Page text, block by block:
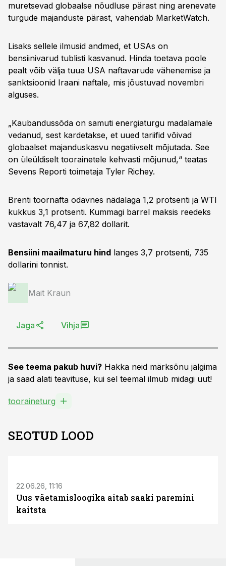
muretsevad globaalse nõudluse pärast ning arenevate
turgude majanduste pärast, vahendab MarketWatch.
Lisaks sellele ilmusid andmed, et USAs on
bensiinivarud tublisti kasvanud. Hinda toetava poole
pealt võib välja tuua USA naftavarude vähenemise ja
sanktsioonid Iraani naftale, mis jõustuvad novembri
alguses.
„Kaubandussõda on samuti energiaturgu madalamale
vedanud, sest kardetakse, et uued tariifid võivad
globaalset majanduskasvu negatiivselt mõjutada. See
on üleüldiselt toorainetele kehvasti mõjunud,“ teatas
Sevens Reporti toimetaja Tyler Richey.
Brenti toornafta odavnes nädalaga 1,2 protsenti ja WTI
kukkus 3,1 protsenti. Kummagi barrel maksis reedeks
vastavalt 76,47 ja 67,82 dollarit.
Bensiini maailmaturu hind langes 3,7 protsenti, 735
dollarini tonnist.
Mait Kraun
Jaga Vihja
See teema pakub huvi? Hakka neid märksõnu jälgima
ja saad alati teavituse, kui sel teemal ilmub midagi uut!
tooraineturg
SEOTUD LOOD
22.06.26, 11:16
Uus väetamisloogika aitab saaki paremini
kaitsta